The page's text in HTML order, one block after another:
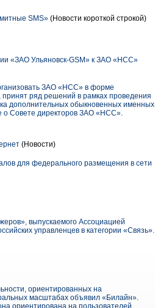
SMS» (Новости короткой строкой)
«ЗАО Ульяновск-GSM» к ЗАО «НСС»
ЗАО «НСС» в форме
принят ряд решений в рамках проведения
дополнительных обыкновенных именных
о Совете директоров ЗАО «НСС».
(Новости)
для федерального размещения в сети
выпускаемого Ассоциацией
управленцев в категории «Связь».
ориентированных на
масштабах объявил «Билайн».
ориентирована на пользователей